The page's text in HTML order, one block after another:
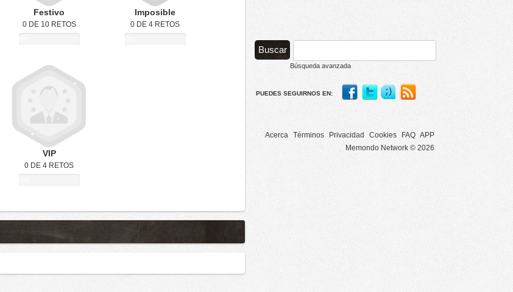
Festivo
0 DE 10 RETOS
Imposible
0 DE 4 RETOS
VIP
0 DE 4 RETOS
Búsqueda avanzada
PUEDES SEGUIRNOS EN:
Acerca Términos Privacidad Cookies FAQ APP
Memondo Network © 2026